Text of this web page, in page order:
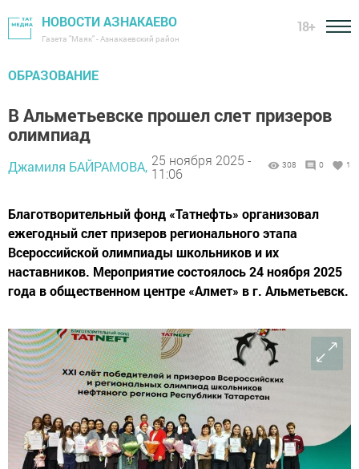
НОВОСТИ АЗНАКАЕВО
Газета "Маяк" - Азнакаевский район
18+
ОБРАЗОВАНИЕ
В Альметьевске прошел слет призеров
олимпиад
Джамиля БАЙРАМОВА, 25 ноября 2025 -
11:06
308 0 1
Благотворительный фонд «Татнефть» организовал
ежегодный слет призеров регионального этапа
Всероссийской олимпиады школьников и их
наставников. Мероприятие состоялось 24 ноября 2025
года в общественном центре «Алмет» в г. Альметьевск.